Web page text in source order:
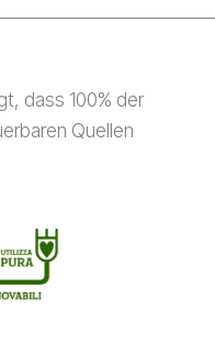
dass 100% der
Quellen